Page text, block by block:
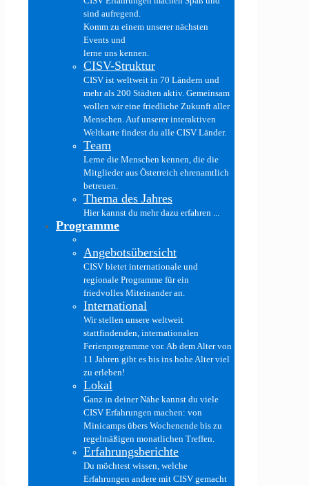
sind aufregend.
Komm zu einem unserer nächsten
Events und
lerne uns kennen.
CISV-Struktur
CISV ist weltweit in 70 Ländern und
mehr als 200 Städten aktiv. Gemeinsam
wollen wir eine friedliche Zukunft aller
Menschen. Auf unserer interaktiven
Weltkarte findest du alle CISV Länder.
Team
Lerne die Menschen kennen, die die
Mitglieder aus Österreich ehrenamtlich
betreuen.
Thema des Jahres
Hier kannst du mehr dazu erfahren ...
Programme
Angebotsübersicht
CISV bietet internationale und
regionale Programme für ein
friedvolles Miteinander an.
International
Wir stellen unsere weltweit
stattfindenden, internationalen
Ferienprogramme vor. Ab dem Alter von
11 Jahren gibt es bis ins hohe Alter viel
zu erleben!
Lokal
Ganz in deiner Nähe kannst du viele
CISV Erfahrungen machen: von
Minicamps übers Wochenende bis zu
regelmäßigen monatlichen Treffen.
Erfahrungsberichte
Du möchtest wissen, welche
Erfahrungen andere mit CISV gemacht